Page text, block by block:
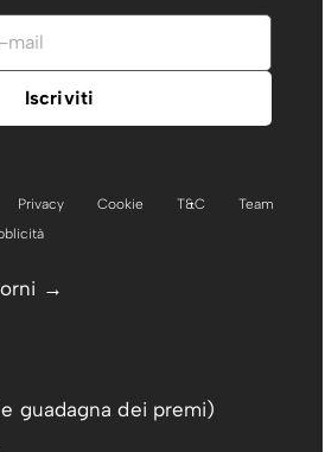
Privacy Cookie T&C
Team
→
guadagna dei premi)